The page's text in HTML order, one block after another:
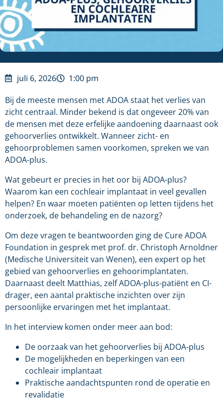
juli 6, 2026
1:00 pm
Bij de meeste mensen met ADOA staat het verlies van
zicht centraal. Minder bekend is dat ongeveer 20% van
de mensen met deze erfelijke aandoening daarnaast ook
gehoorverlies ontwikkelt. Wanneer zicht- en
gehoorproblemen samen voorkomen, spreken we van
ADOA-plus.
Wat gebeurt er precies in het oor bij ADOA-plus?
Waarom kan een cochleair implantaat in veel gevallen
helpen? En waar moeten patiënten op letten tijdens het
onderzoek, de behandeling en de nazorg?
Om deze vragen te beantwoorden ging de Cure ADOA
Foundation in gesprek met prof. dr. Christoph Arnoldner
(Medische Universiteit van Wenen), een expert op het
gebied van gehoorverlies en gehoorimplantaten.
Daarnaast deelt Matthias, zelf ADOA-plus-patiënt en CI-
drager, een aantal praktische inzichten over zijn
persoonlijke ervaringen met het implantaat.
In het interview komen onder meer aan bod:
De oorzaak van het gehoorverlies bij ADOA-plus
De mogelijkheden en beperkingen van een
cochleair implantaat
Praktische aandachtspunten rond de operatie en
revalidatie